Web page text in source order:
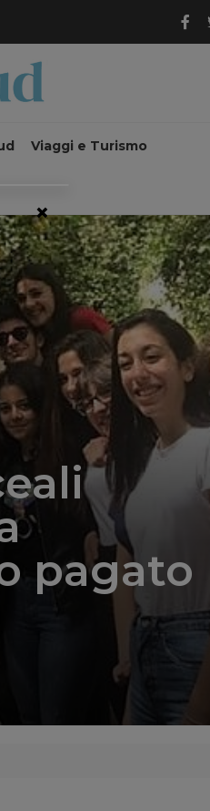
Viaggi e Turismo
pagato
×